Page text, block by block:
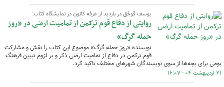
یوسف قوجُق در بازدید از غرفه کانون در نمایشگاه کتاب:
روایتی از دفاع قوم ترکمن از تمامیت ارضی در «روز
حمله گرگ»
نویسنده «روز حمله گرگ» موضوع این کتاب را نقش و مشارکت
قوم ترکمن در دفاع از تمامیت ارضی ذکر و بر لزوم تبیین فرهنگ
بومی برای بچه‌ها از سوی نویسندگان شهرهای مختلف تاکید کرد.
۲۱ اردیبهشت ۰۴ - ۱۶:۰۷